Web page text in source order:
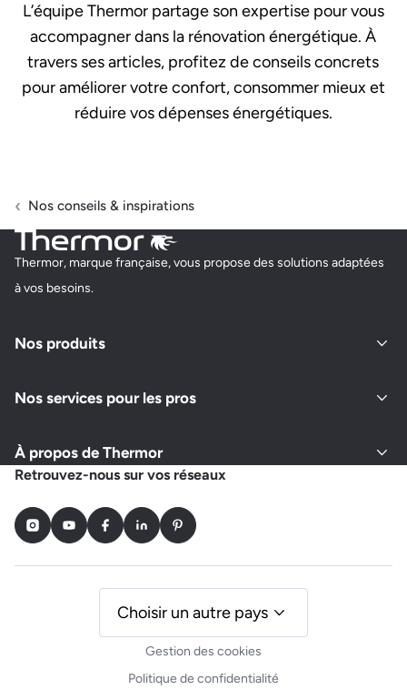
L’équipe Thermor partage son expertise pour vous
accompagner dans la rénovation énergétique. À
travers ses articles, profitez de conseils concrets
pour améliorer votre confort, consommer mieux et
réduire vos dépenses énergétiques.
Nos conseils & inspirations
Thermor, marque française, vous propose des solutions adaptées
à vos besoins.
Nos produits
Nos services pour les pros
À propos de Thermor
Retrouvez-nous sur vos réseaux
InstagramYoutubeFacebookLinkedInPinterest
Gestion des cookies
Politique de confidentialité
Choisir un autre pays